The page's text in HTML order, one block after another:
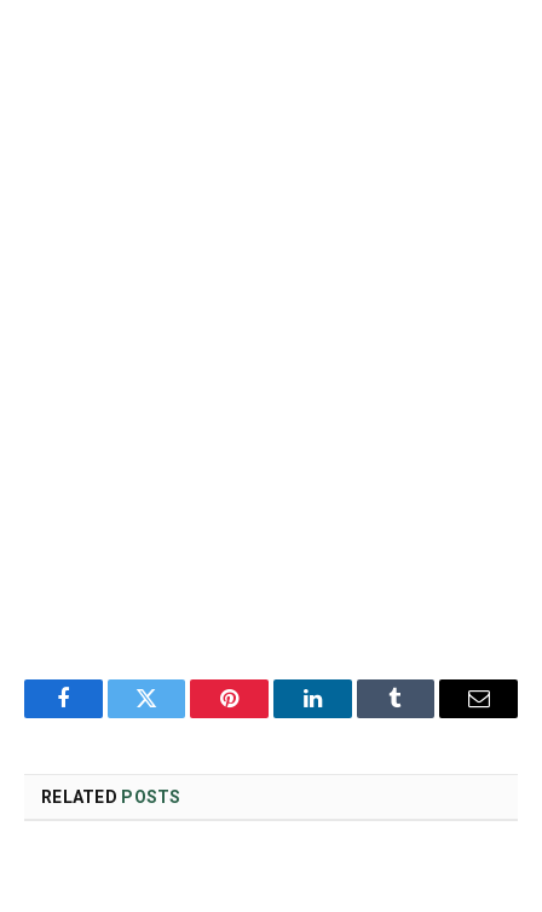
FacebookTwitter Pinterest LinkedInTumblr Email
RELATED POSTS